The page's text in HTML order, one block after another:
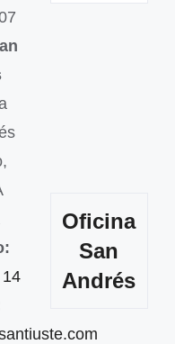
Oficina
San
Andrés